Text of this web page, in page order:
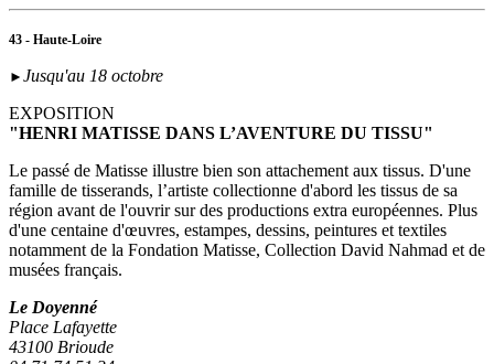
43 - Haute-Loire
► Jusqu'au 18 octobre
EXPOSITION
"HENRI MATISSE DANS L’AVENTURE DU TISSU"
Le passé de Matisse illustre bien son attachement aux tissus. D'une
famille de tisserands, l’artiste collectionne d'abord les tissus de sa
région avant de l'ouvrir sur des productions extra européennes. Plus
d'une centaine d'œuvres, estampes, dessins, peintures et textiles
notamment de la Fondation Matisse, Collection David Nahmad et de
musées français.
Le Doyenné
Place Lafayette
43100 Brioude